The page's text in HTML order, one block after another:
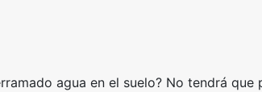
agua en el suelo? No tendrá